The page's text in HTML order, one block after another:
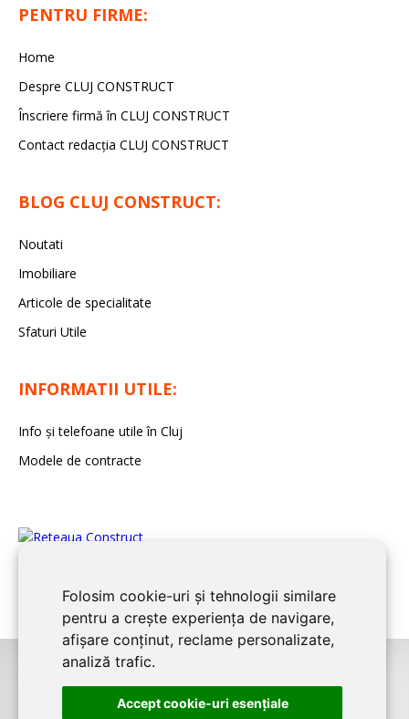
Folosim cookie-uri și tehnologii similare
pentru a crește experiența de navigare,
afișare conținut, reclame personalizate,
analiză trafic.
Accept cookie-uri esenţiale
PENTRU FIRME:
Home
Despre CLUJ CONSTRUCT
Înscriere firmă în CLUJ CONSTRUCT
Contact redacția CLUJ CONSTRUCT
BLOG CLUJ CONSTRUCT:
Noutati
Imobiliare
Articole de specialitate
Sfaturi Utile
INFORMATII UTILE:
Info și telefoane utile în Cluj
Modele de contracte
CLUJ CONSTRUCTeste un serviciu de promovare online pentru
firme. Proiect digital dezvoltat deLIVE COMMUNICATIONS SRL